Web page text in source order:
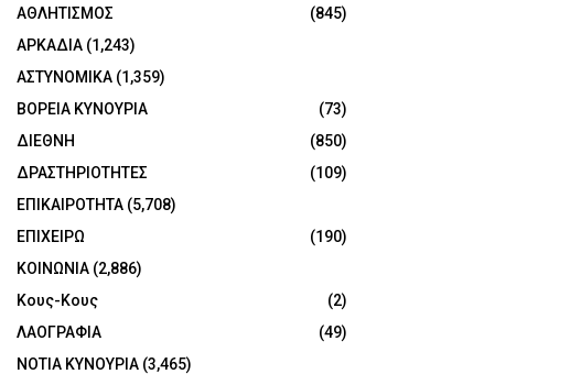
ΑΘΛΗΤΙΣΜΟΣ
(845)
ΑΡΚΑΔΙΑ (1,243)
ΑΣΤΥΝΟΜΙΚΑ (1,359)
ΒΟΡΕΙΑ ΚΥΝΟΥΡΙΑ
(73)
ΔΙΕΘΝΗ
(850)
ΔΡΑΣΤΗΡΙΟΤΗΤΕΣ
(109)
ΕΠΙΚΑΙΡΟΤΗΤΑ (5,708)
ΕΠΙΧΕΙΡΩ
(190)
ΚΟΙΝΩΝΙΑ (2,886)
Κους-Κους
(2)
ΛΑΟΓΡΑΦΙΑ
(49)
ΝΟΤΙΑ ΚΥΝΟΥΡΙΑ (3,465)